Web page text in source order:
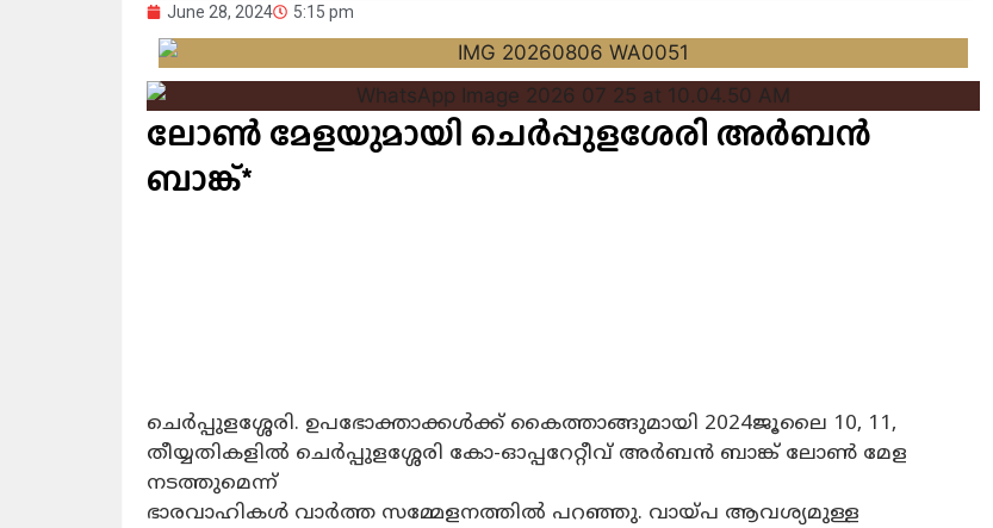
June 28, 2024 5:15 pm
ലോൺ മേളയുമായി ചെർപ്പുളശേരി അർബൻ
ബാങ്ക്*
ചെർപ്പുളശ്ശേരി. ഉപഭോക്താക്കൾക്ക് കൈത്താങ്ങുമായി 2024ജൂലൈ 10, 11,
തീയ്യതികളിൽ ചെർപ്പുളശ്ശേരി കോ-ഓപ്പറേറ്റീവ് അർബൻ ബാങ്ക് ലോൺ മേള
നടത്തുമെന്ന്
ഭാരവാഹികൾ വാർത്ത സമ്മേളനത്തിൽ പറഞ്ഞു. വായ്പ ആവശ്യമുള്ള